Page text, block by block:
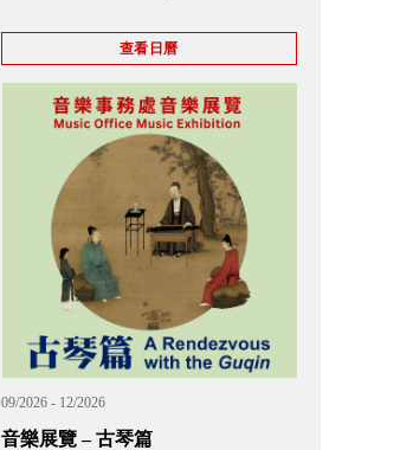
查看日曆
09/2026 - 02/2027
外展音樂短期課程 (候補中籤名單)